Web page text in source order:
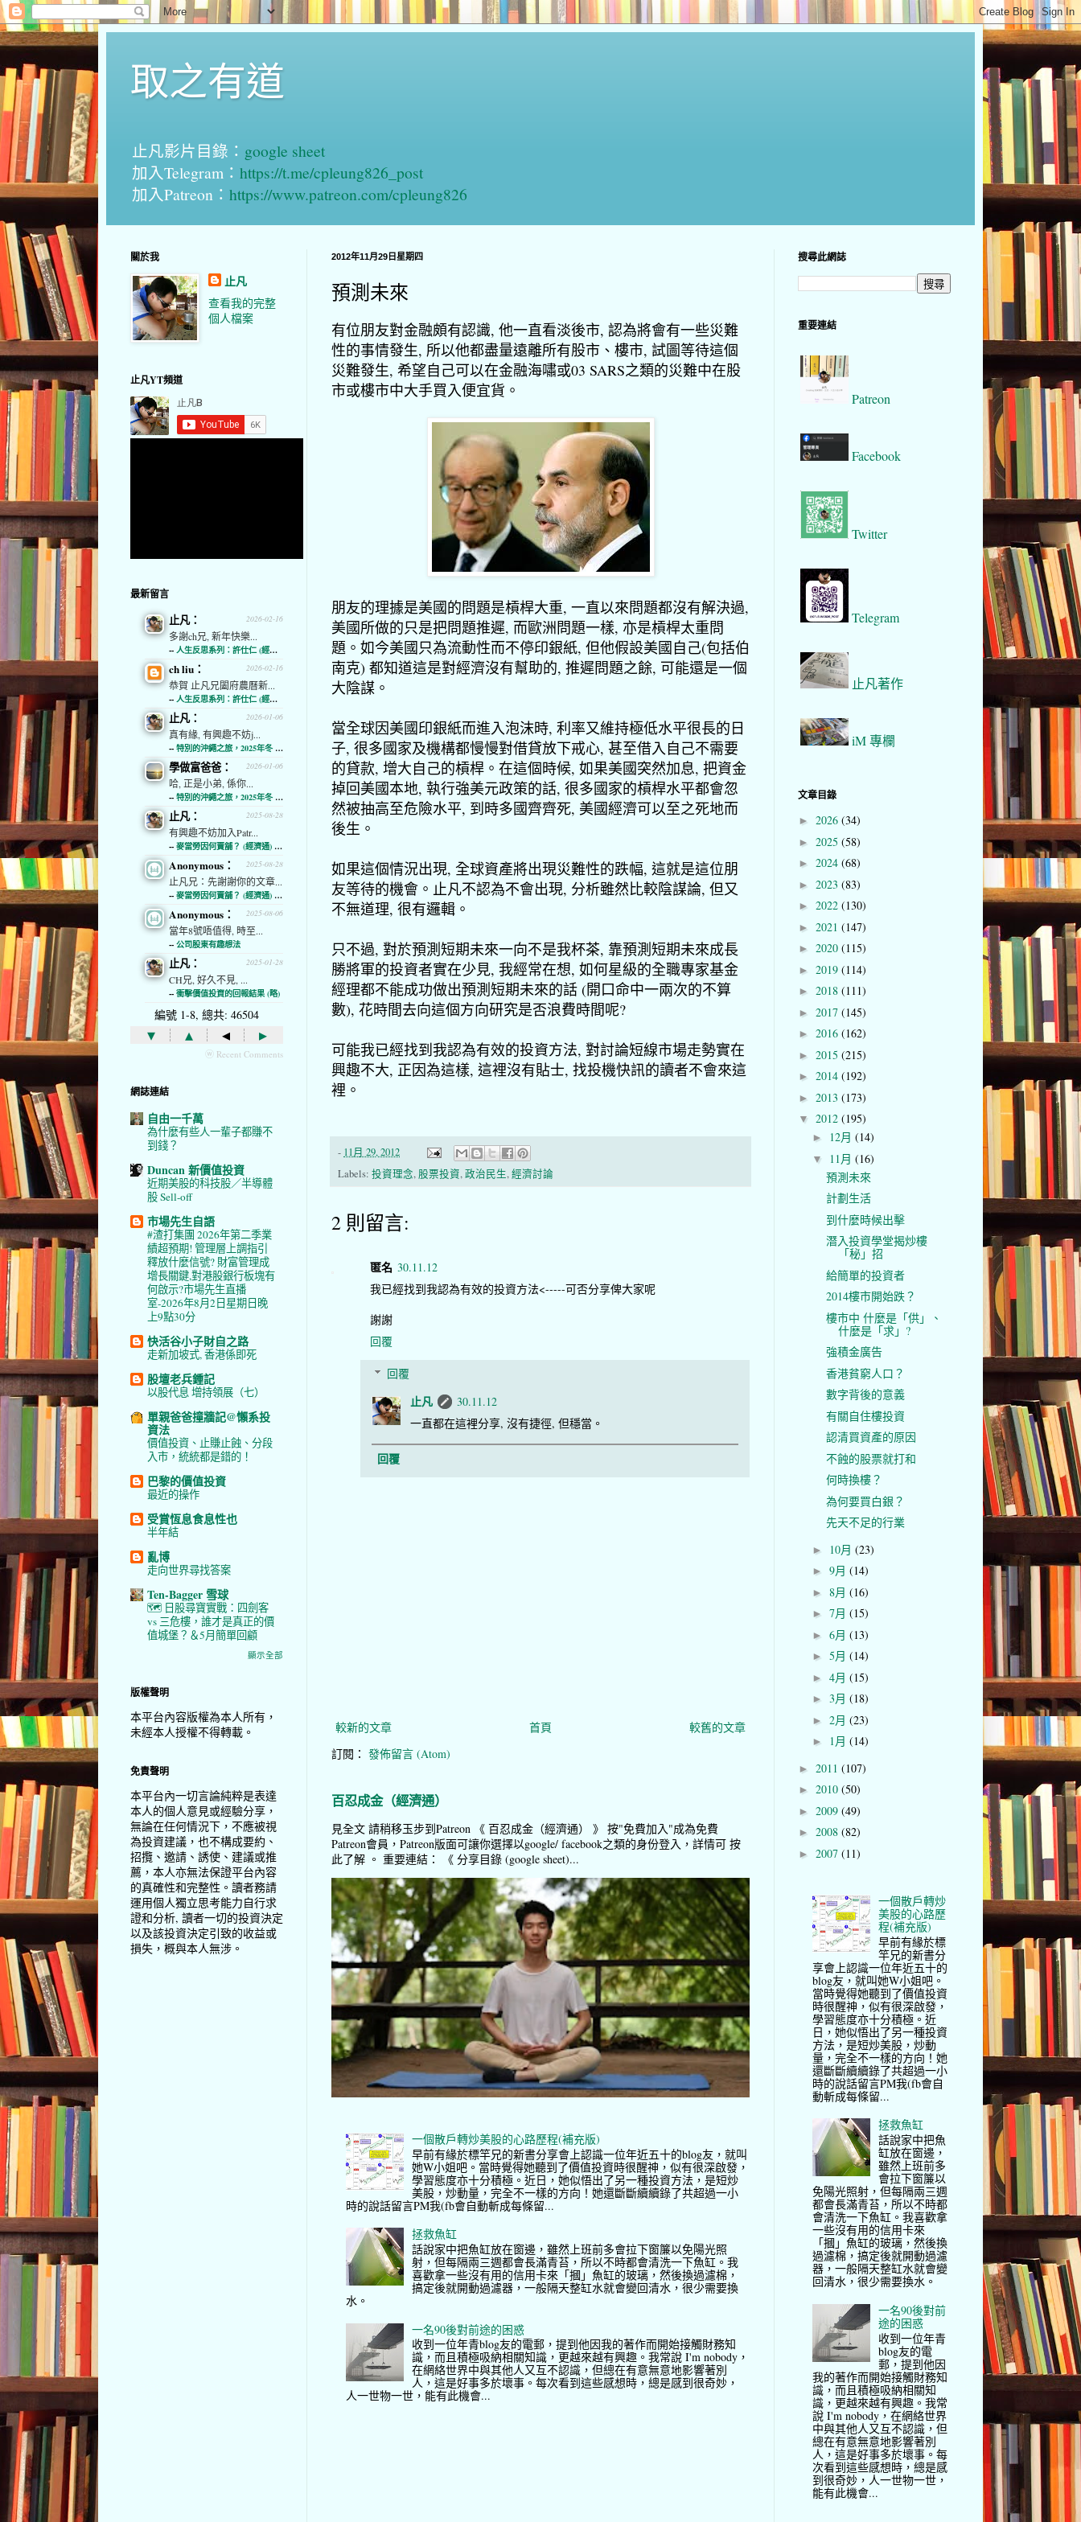
取之有道
止凡影片目錄： google sheet
加入Telegram： https://t.me/cpleung826_post
加入Patreon： https://www.patreon.com/cpleung826
2012年11月29日星期四
預測未來
有位朋友對金融頗有認識, 他一直看淡後市, 認為將會有一些災難
性的事情發生, 所以他都盡量遠離所有股市、樓市, 試圖等待這個
災難發生, 希望自己可以在金融海嘯或03 SARS之類的災難中在股
市或樓市中大手買入便宜貨。
朋友的理據是美國的問題是槓桿大重, 一直以來問題都沒有解決過,
美國所做的只是把問題推遲, 而歐洲問題一樣, 亦是槓桿太重問
題。如今美國只為流動性而不停印銀紙, 但他假設美國自己(包括伯
南克) 都知道這是對經濟沒有幫助的, 推遲問題之餘, 可能還是一個
大陰謀。
當全球因美國印銀紙而進入泡沫時, 利率又維持極低水平很長的日
子, 很多國家及機構都慢慢對借貸放下戒心, 甚至借入自己不需要
的貸款, 增大自己的槓桿。在這個時候, 如果美國突然加息, 把資金
掉回美國本地, 執行強美元政策的話, 很多國家的槓桿水平都會忽
然被抽高至危險水平, 到時多國齊齊死, 美國經濟可以至之死地而
後生。
如果這個情況出現, 全球資產將出現災難性的跌幅, 這就是這位朋
友等待的機會。止凡不認為不會出現, 分析雖然比較陰謀論, 但又
不無道理, 很有邏輯。
只不過, 對於預測短期未來一向不是我杯茶, 靠預測短期未來成長
勝將軍的投資者實在少見, 我經常在想, 如何星級的全職專家基金
經理都不能成功做出預測短期未來的話 (開口命中一兩次的不算
數), 花時間去向這個方向研究是否浪費時間呢?
可能我已經找到我認為有效的投資方法, 對討論短線市場走勢實在
興趣不大, 正因為這樣, 這裡沒有貼士, 找投機快訊的讀者不會來這
裡。
- 11月 29, 2012
Labels: 投資理念, 股票投資,政治民生,經濟討論
2 則留言:
匿名 30.11.12
我已經找到我認為有效的投資方法<-----可否分享俾大家呢
謝謝
回覆
回覆
止凡
30.11.12
一直都在這裡分享, 沒有捷徑, 但穩當。
回覆
較新的文章 較舊的文章
首頁
訂閱： 發佈留言 (Atom)
百忍成金（經濟通）
見全文 請稍移玉步到Patreon 《 百忍成金（經濟通） 》 按"免費加入"成為免費
Patreon會員，Patreon版面可讓你選擇以google/ facebook之類的身份登入，詳情可 按
此了解 。 重要連結： 《 分享目錄 (google sheet)...
一個散戶轉炒美股的心路歷程(補充版)
早前有緣於標竿兄的新書分享會上認識一位年近五十的blog友，就叫
她W小姐吧。當時覺得她聽到了價值投資時很醒神，似有很深啟發，
學習態度亦十分積極。近日，她似悟出了另一種投資方法，是短炒
美股，炒動量，完全不一樣的方向！她還斷斷續續錄了共超過一小
時的說話留言PM我(fb會自動斬成每條留...
拯救魚缸
話說家中把魚缸放在窗邊，雖然上班前多會拉下窗簾以免陽光照
射，但每隔兩三週都會長滿青苔，所以不時都會清洗一下魚缸。我
喜歡拿一些沒有用的信用卡來「摑」魚缸的玻璃，然後換過濾棉，
搞定後就開動過濾器，一般隔天整缸水就會變回清水，很少需要換
水。
一名90後對前途的困惑
收到一位年青blog友的電郵，提到他因我的著作而開始接觸財務知
識，而且積極吸納相關知識，更越來越有興趣。我常說 I'm nobody，
在網絡世界中與其他人又互不認識，但總在有意無意地影響著別
人，這是好事多於壞事。每次看到這些感想時，總是感到很奇妙，
人一世物一世，能有此機會...
關於我
止凡
查看我的完整
個人檔案
止凡YT頻道
最新留言
2026-02-16
止凡：
多謝ch兄, 新年快樂...
-- 人生反思系列：許仕仁 (經濟通)
2026-02-16
ch liu：
恭賀 止凡兄闔府農曆新...
-- 人生反思系列：許仕仁 (經濟通)
2026-01-06
止凡：
真有緣, 有興趣不妨j...
-- 特別的沖繩之旅，2025年冬 (經濟通)
2026-01-06
學做富爸爸：
哈, 正是小弟, 係你...
-- 特別的沖繩之旅，2025年冬 (經濟通)
2025-08-28
止凡：
有興趣不妨加入Patr...
-- 麥當勞因何賣舖？ (經濟通) (略)
2025-08-28
Anonymous：
止凡兄：先謝謝你的文章...
-- 麥當勞因何賣舖？ (經濟通) (略)
2025-08-06
Anonymous：
當年8號唔值得, 時至...
-- 公司股東有趣想法
2025-01-28
止凡：
CH兄, 好久不見, ...
-- 衝擊價值投資的回報結果 (略)
編號 1-8, 總共: 46504
▾ ▴ ◂ ▸
ⓦ Recent Comments
網誌連結
自由一千萬
為什麼有些人一輩子都賺不
到錢？
Duncan 新價值投資
近期美股的科技股／半導體
股 Sell-off
市場先生自語
#渣打集團 2026年第二季業
績超預期! 管理層上調指引
釋放什麼信號? 財富管理成
增長關鍵,對港股銀行板塊有
何啟示?市場先生直播
室-2026年8月2日星期日晚
上9點30分
快活谷小子財自之路
走新加坡式, 香港係即死
股壇老兵鍾記
以股代息 增持領展（七）
單親爸爸撞牆記@懶系投
資法
價值投資、止賺止蝕、分段
入市，統統都是錯的！
巴黎的價值投資
最近的操作
受賞恆息食息性也
半年結
亂博
走向世界尋找答案
Ten-Bagger 雪球
🗺️ 日股尋寶實戰：四劍客
vs 三危樓，誰才是真正的價
值城堡？＆5月簡單回顧
顯示全部
版權聲明
本平台內容版權為本人所有，
未經本人授權不得轉載。
免責聲明
本平台內一切言論純粹是表達
本人的個人意見或經驗分享，
無論在任何情況下，不應被視
為投資建議，也不構成要約、
招攬、邀請、誘使、建議或推
薦，本人亦無法保證平台內容
的真確性和完整性。讀者務請
運用個人獨立思考能力自行求
證和分析, 讀者一切的投資決定
以及該投資決定引致的收益或
損失，概與本人無涉。
搜尋此網誌
重要連結
Patreon
Facebook
Twitter
Telegram
止凡著作
iM 專欄
文章目錄
► 2026 (34)
► 2025 (58)
► 2024 (68)
► 2023 (83)
► 2022 (130)
► 2021 (147)
► 2020 (115)
► 2019 (114)
► 2018 (111)
► 2017 (145)
► 2016 (162)
► 2015 (215)
► 2014 (192)
► 2013 (173)
▼ 2012 (195)
► 12月 (14)
▼ 11月 (16)
預測未來
計劃生活
到什麼時候出擊
潛入投資學堂揭炒樓
「秘」招
給簡單的投資者
2014樓市開始跌？
樓市中 什麼是「供」、
什麼是「求」?
強積金廣告
香港貧窮人口？
數字背後的意義
有關自住樓投資
認清買資產的原因
不蝕的股票就打和
何時換樓？
為何要買白銀？
先天不足的行業
► 10月 (23)
► 9月 (14)
► 8月 (16)
► 7月 (15)
► 6月 (13)
► 5月 (14)
► 4月 (15)
► 3月 (18)
► 2月 (23)
► 1月 (14)
► 2011 (107)
► 2010 (50)
► 2009 (49)
► 2008 (82)
► 2007 (11)
一個散戶轉炒
美股的心路歷
程(補充版)
早前有緣於標
竿兄的新書分
享會上認識一位年近五十的
blog友，就叫她W小姐吧。
當時覺得她聽到了價值投資
時很醒神，似有很深啟發，
學習態度亦十分積極。近
日，她似悟出了另一種投資
方法，是短炒美股，炒動
量，完全不一樣的方向！她
還斷斷續續錄了共超過一小
時的說話留言PM我(fb會自
動斬成每條留...
拯救魚缸
話說家中把魚
缸放在窗邊，
雖然上班前多
會拉下窗簾以
免陽光照射，但每隔兩三週
都會長滿青苔，所以不時都
會清洗一下魚缸。我喜歡拿
一些沒有用的信用卡來
「摑」魚缸的玻璃，然後換
過濾棉，搞定後就開動過濾
器，一般隔天整缸水就會變
回清水，很少需要換水。
一名90後對前
途的困惑
收到一位年青
blog友的電
郵，提到他因
我的著作而開始接觸財務知
識，而且積極吸納相關知
識，更越來越有興趣。我常
說 I'm nobody，在網絡世界
中與其他人又互不認識，但
總在有意無意地影響著別
人，這是好事多於壞事。每
次看到這些感想時，總是感
到很奇妙，人一世物一世，
能有此機會...